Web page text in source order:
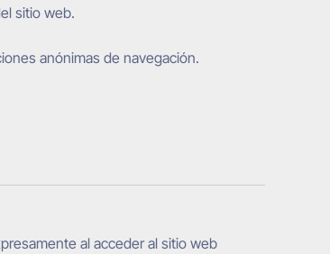
sitio web.
anónimas de navegación.
al acceder al sitio web